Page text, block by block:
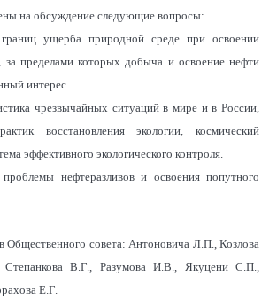
на обсуждение следующие вопросы:
ущерба природной среде при освоении
за пределами которых добыча и освоение нефти
интерес.
чрезвычайных ситуаций в мире и в России,
восстановления экологии, космический
эффективного экологического контроля.
нефтеразливов и освоения попутного
Общественного совета: Антоновича Л.П., Козлова
В.Г., Разумова И.В., Якуцени С.П.,
Е.Г.